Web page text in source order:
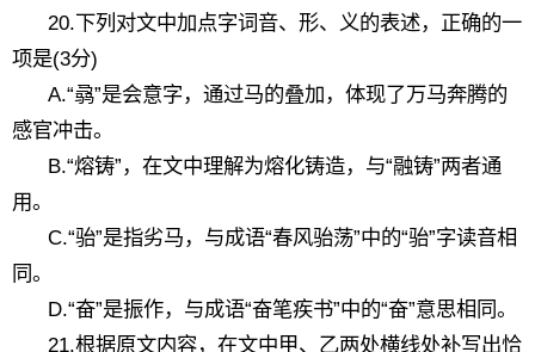
20.下列对文中加点字词音、形、义的表述，正确的一
项是(3分)
A.“骉”是会意字，通过马的叠加，体现了万马奔腾的
感官冲击。
B.“熔铸”，在文中理解为熔化铸造，与“融铸”两者通
用。
C.“骀”是指劣马，与成语“春风骀荡”中的“骀”字读音相
同。
D.“奋”是振作，与成语“奋笔疾书”中的“奋”意思相同。
21.根据原文内容，在文中甲、乙两处横线处补写出恰